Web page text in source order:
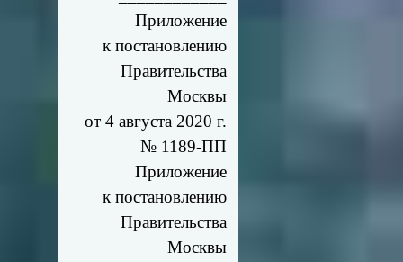
Приложение
к постановлению
Правительства
Москвы
от 4 августа 2020 г.
№ 1189-ПП
Приложение
к постановлению
Правительства
Москвы